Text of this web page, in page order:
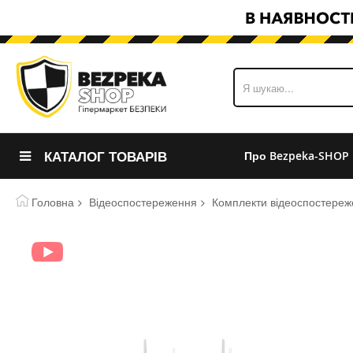
КАТАЛОГ ТОВАРІВ Про Bezpeka-SHOP
Головна Відеоспостереження Комплекти
Перейти
до